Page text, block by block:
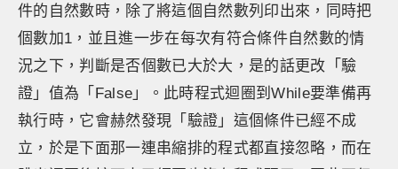
件的自然數時，除了將這個自然數列印出來，同時把
個數加1，並且進一步在每次有符合條件自然數的情
況之下，判斷是否個數已大於大，是的話更改「驗
證」值為「False」。此時程式迴圈到While要準備再
執行時，它會赫然發現「驗證」這個條件已經不成
立，於是下面那一連串縮排的程式都直接忽略，而在